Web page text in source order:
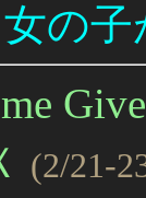
の
me
(2/21-